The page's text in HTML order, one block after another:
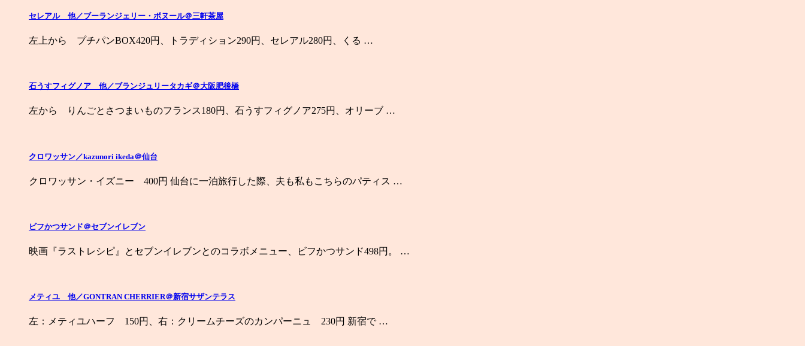
セレアル 他／ブーランジェリー・ボヌール＠三軒茶屋
左上から プチパンBOX420円、トラディション290円、セレアル280円、くる …
石うすフィグノア 他／ブランジュリータカギ＠大阪肥後橋
左から りんごとさつまいものフランス180円、石うすフィグノア275円、オリーブ …
クロワッサン／kazunori ikeda＠仙台
クロワッサン・イズニー 400円 仙台に一泊旅行した際、夫も私もこちらのパティス …
ビフかつサンド＠セブンイレブン
映画『ラストレシピ』とセブンイレブンとのコラボメニュー、ビフかつサンド498円。 …
メティユ 他／GONTRAN CHERRIER＠新宿サザンテラス
左：メティユハーフ 150円、右：クリームチーズのカンパーニュ 230円 新宿で …